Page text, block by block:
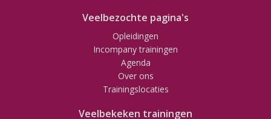
Veelbezochte pagina's
Opleidingen
Incompany trainingen
Agenda
Over ons
Trainingslocaties
Veelbekeken trainingen